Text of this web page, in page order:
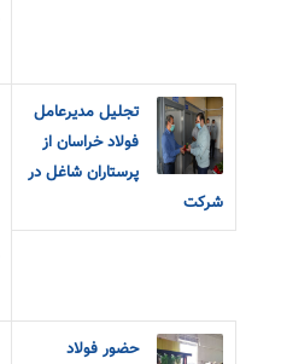
تجلیل مدیرعامل
فولاد خراسان از
پرستاران شاغل در
شرکت
حضور فولاد